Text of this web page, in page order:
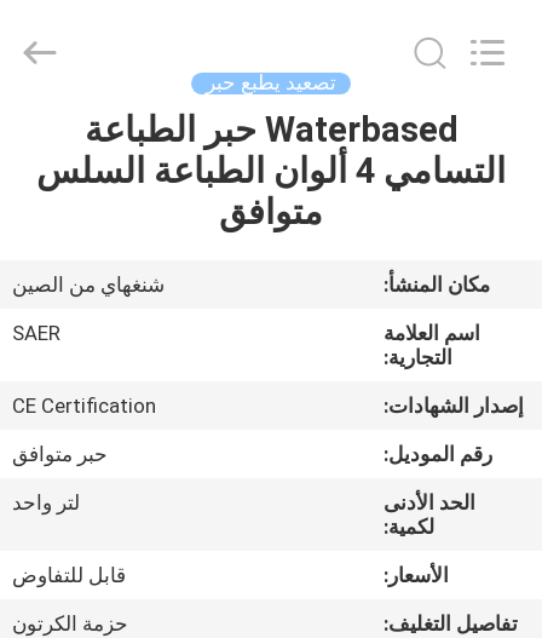
أشرطة
فيديو
حول
جولة
المعمل
Supplier
تصعيد يطبع حبر
Waterbased حبر الطباعة
التسامي 4 ألوان الطباعة السلس
متوافق
مكان المنشأ:
شنغهاي من الصين
اسم العلامة
التجارية:
SAER
إصدار الشهادات:
CE Certification
رقم الموديل:
حبر متوافق
الحد الأدنى
لكمية:
لتر واحد
الأسعار:
قابل للتفاوض
تفاصيل التغليف:
حزمة الكرتون